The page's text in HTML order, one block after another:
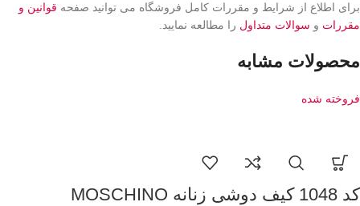
برای اطلاع از شرایط و مقررات کامل فروشگاه می توانید صفحه قوانین و
مقررات و سوالات متداول را مطالعه نمایید.
محصولات مشابه
فروخته شده
کد 1048 کیف دوشی زنانه MOSCHINO